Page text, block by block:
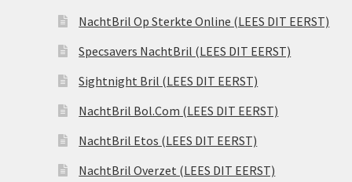
NachtBril Op Sterkte Online (LEES DIT EERST)
Specsavers NachtBril (LEES DIT EERST)
Sightnight Bril (LEES DIT EERST)
NachtBril Bol.Com (LEES DIT EERST)
NachtBril Etos (LEES DIT EERST)
NachtBril Overzet (LEES DIT EERST)